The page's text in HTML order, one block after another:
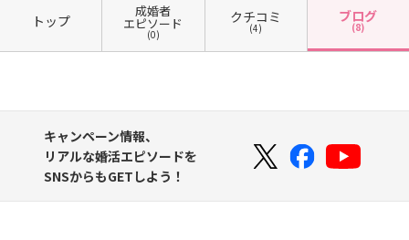
トップ
成婚者
エピソード
(0)
クチコミ
(4)
ブログ
(8)
キャンペーン情報、
リアルな婚活エピソードを
SNSからもGETしよう！